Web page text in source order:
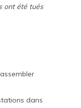
ont été tués
dans